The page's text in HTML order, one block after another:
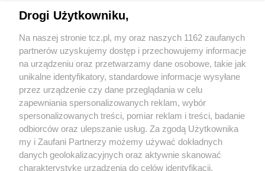
O FIRMIE POLITYKA PRYWATNOŚCI HOSTING
REKLAMA WSPÓŁPRACA RSS FACEBOOK KONTAKT
Nasze serwisy
Drogi Użytkowniku,
Na naszej stronie tcz.pl, my oraz naszych 1162 zaufanych
partnerów uzyskujemy dostęp i przechowujemy informacje
na urządzeniu oraz przetwarzamy dane osobowe, takie jak
unikalne identyfikatory, standardowe informacje wysyłane
przez urządzenie czy dane przeglądania w celu
zapewniania spersonalizowanych reklam, wybór
spersonalizowanych treści, pomiar reklam i treści, badanie
odbiorców oraz ulepszanie usług. Za zgodą Użytkownika
my i Zaufani Partnerzy możemy używać dokładnych
danych geolokalizacyjnych oraz aktywnie skanować
charakterystykę urządzenia do celów identyfikacji.